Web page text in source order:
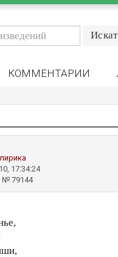
КОММЕНТАРИИ
17:34:24
№ 79144